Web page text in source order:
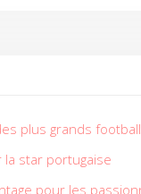
plus grands
star portugaise
pour les